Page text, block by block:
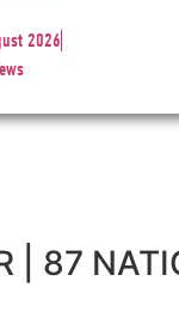
2026
| 87